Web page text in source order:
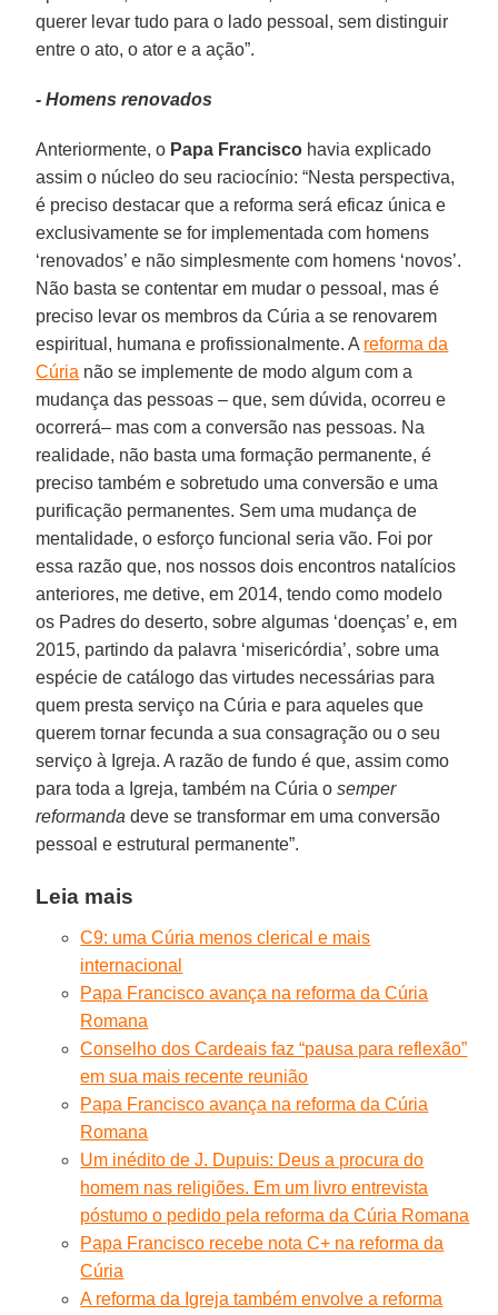
querer levar tudo para o lado pessoal, sem distinguir
entre o ato, o ator e a ação”.
- Homens renovados
Anteriormente, o Papa Francisco havia explicado
assim o núcleo do seu raciocínio: “Nesta perspectiva,
é preciso destacar que a reforma será eficaz única e
exclusivamente se for implementada com homens
‘renovados’ e não simplesmente com homens ‘novos’.
Não basta se contentar em mudar o pessoal, mas é
preciso levar os membros da Cúria a se renovarem
espiritual, humana e profissionalmente. A reforma da
Cúria não se implemente de modo algum com a
mudança das pessoas – que, sem dúvida, ocorreu e
ocorrerá– mas com a conversão nas pessoas. Na
realidade, não basta uma formação permanente, é
preciso também e sobretudo uma conversão e uma
purificação permanentes. Sem uma mudança de
mentalidade, o esforço funcional seria vão. Foi por
essa razão que, nos nossos dois encontros natalícios
anteriores, me detive, em 2014, tendo como modelo
os Padres do deserto, sobre algumas ‘doenças’ e, em
2015, partindo da palavra ‘misericórdia’, sobre uma
espécie de catálogo das virtudes necessárias para
quem presta serviço na Cúria e para aqueles que
querem tornar fecunda a sua consagração ou o seu
serviço à Igreja. A razão de fundo é que, assim como
para toda a Igreja, também na Cúria osemper
reformanda deve se transformar em uma conversão
pessoal e estrutural permanente”.
Leia mais
C9: uma Cúria menos clerical e mais
internacional
Papa Francisco avança na reforma da Cúria
Romana
Conselho dos Cardeais faz “pausa para reflexão”
em sua mais recente reunião
Papa Francisco avança na reforma da Cúria
Romana
Um inédito de J. Dupuis: Deus a procura do
homem nas religiões. Em um livro entrevista
póstumo o pedido pela reforma da Cúria Romana
Papa Francisco recebe nota C+ na reforma da
Cúria
A reforma da Igreja também envolve a reforma